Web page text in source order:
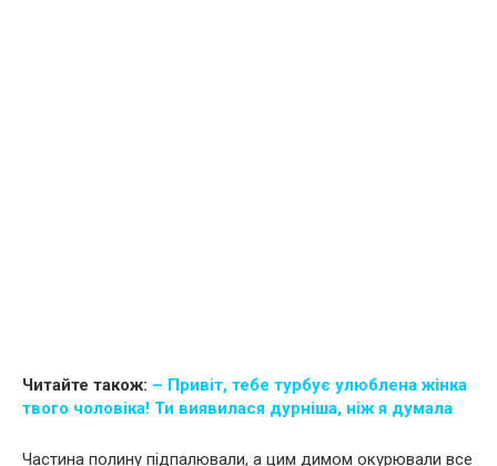
Читайте також: – Привіт, тебе турбує улюблена жінка
твого чоловіка! Ти виявилася дypнішa, ніж я думала
Частина полину підпалювали, а цим димом окурювали все